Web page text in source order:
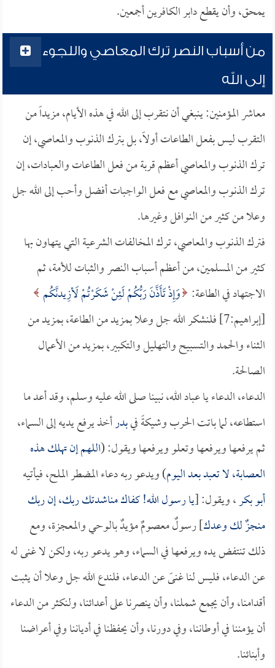
يمحق، وأن يقطع دابر الكافرين أجمعين.
من أسباب النصر ترك المعاصي واللجوء
إلى الله
معاشر المؤمنين: ينبغي أن نتقرب إلى الله في هذه الأيام، مزيداً من
التقرب ليس بفعل الطاعات أولاً، بل بترك الذنوب والمعاصي، إن
ترك الذنوب والمعاصي أعظم قربة من فعل الطاعات والعبادات، إن
ترك الذنوب والمعاصي مع فعل الواجبات أفضل وأحب إلى الله جل
وعلا من كثير من النوافل وغيرها.
فترك الذنوب والمعاصي، ترك المخالفات الشرعية التي يتهاون بها
كثير من المسلمين، من أعظم أسباب النصر والثبات للأمة، ثم
الاجتهاد في الطاعة: وَإِذْ تَأَذَّنَ رَبُّكُمْ لَئِنْ شَكَرْتُمْ لَأزِيدنَّكُم
[إبراهيم:7] فلنشكر الله جل وعلا بمزيد من الطاعة، بمزيد من
الثناء والحمد والتسبيح والتهليل والتكبير، بمزيد من الأعمال
الصالحة.
الدعاء، الدعاء يا عباد الله، نبينا صلى الله عليه وسلم، وقد أعد ما
استطاعه، لما باتت الحرب وشيكةً فيبدرأخذ يرفع يديه إلى السماء،
ثم يرفعها ويرفعها وتعلو ويرفعها ويقول: (اللهم إن تهلك هذه
العصابة، لا تعبد بعد اليوم) ويدعو ربه دعاء المضطر الملح، فيأتيه
أبو بكر، ويقول: [يا رسول الله! كفاك مناشدتك ربك، إن ربك
منجزٌ لك وعدك] رسولٌ معصومٌ مؤيدٌ بالوحي والمعجزة، ومع
ذلك تنتفض يده ويرفعها في السماء، وهو يدعو ربه، ولكن لا غنى له
عن الدعاء، فليس لنا غنىً عن الدعاء، فلندع الله جل وعلا أن يثبت
أقدامنا، وأن يجمع شملنا، وأن ينصرنا على أعدائنا، ولنكثر من الدعاء
أن يؤمننا في أوطاننا، وفي دورنا، وأن يحفظنا في أدياننا وفي أعراضنا
وأبنائنا.